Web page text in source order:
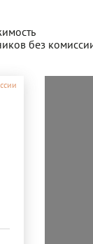
без